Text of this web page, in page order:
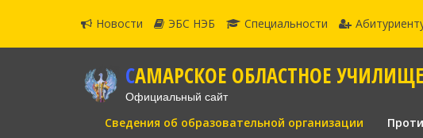
Новости ЭБС НЭБ Специальности
САМАРСКОЕ ОБЛАСТНОЕ
Официальный сайт
Сведения об образовательной организации